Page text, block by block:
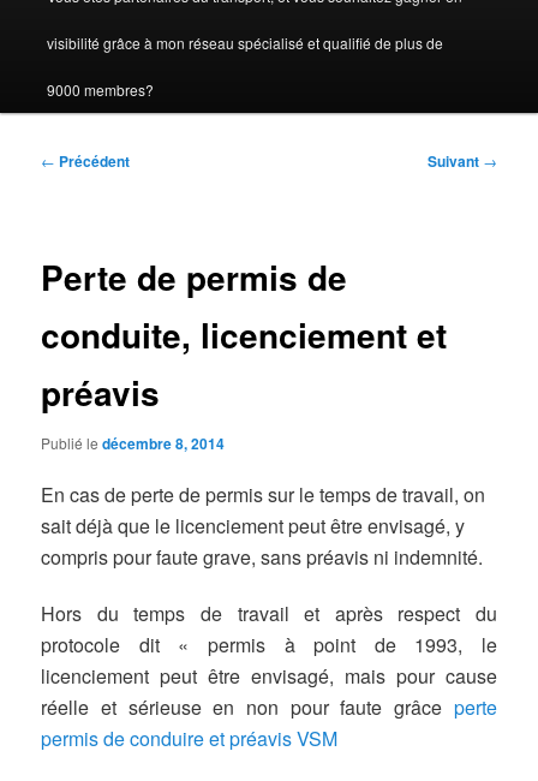
visibilité grâce à mon réseau spécialisé et qualifié de plus de
9000 membres?
Navigation
← Précédent Suivant →
Perte de permis de
conduite, licenciement et
préavis
Publié ledécembre 8, 2014
En cas de perte de permis sur le temps de travail, on
sait déjà que le licenciement peut être envisagé, y
compris pour faute grave, sans préavis ni indemnité.
Hors du temps de travail et après respect du
protocole dit « permis à point de 1993, le
licenciement peut être envisagé, mais pour cause
réelle et sérieuse en non pour faute grâce perte
permis de conduire et préavis VSM